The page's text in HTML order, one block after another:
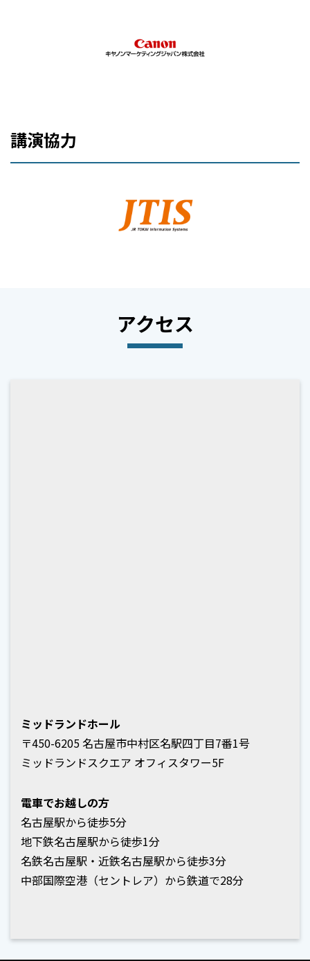
講演協力
アクセス
ミッドランドホール
〒450-6205 名古屋市中村区名駅四丁目7番1号
ミッドランドスクエア オフィスタワー5F
電車でお越しの方
名古屋駅から徒歩5分
地下鉄名古屋駅から徒歩1分
名鉄名古屋駅・近鉄名古屋駅から徒歩3分
中部国際空港（セントレア）から鉄道で28分